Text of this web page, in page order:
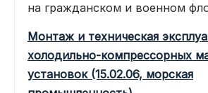
на гражданском и военном
Монтаж и техническая
холодильно-компрессорных
установок (15.02.06, морская